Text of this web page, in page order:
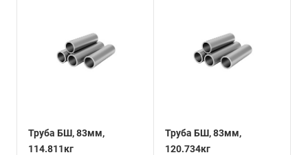
Труба БШ, 83мм,
114.811кг
Труба БШ, 83мм,
120.734кг